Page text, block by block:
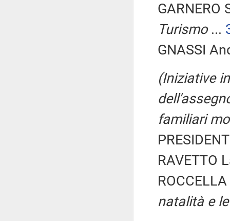
GARNERO
Turismo...
GNASSI
(Iniziative
familiari
RAVETTO
natalità e